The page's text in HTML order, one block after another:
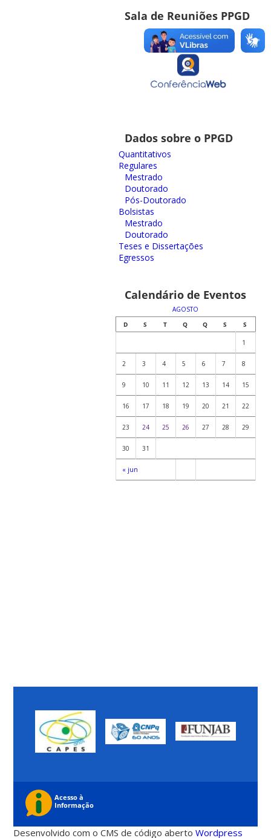
Sala de Reuniões PPGD
Dados sobre o PPGD
Quantitativos
Regulares
Mestrado
Doutorado
Pós-Doutorado
Bolsistas
Mestrado
Doutorado
Teses e Dissertações
Egressos
Calendário de Eventos
AGOSTO
D
S T Q Q S S
« jun
1
2 3 4 5 6 7 8
9 10 11 12 13 14 15
16 17 18 19 20 21 22
23 24 25 26 27 28 29
30 31
Desenvolvido com o CMS de código abertoWordpress